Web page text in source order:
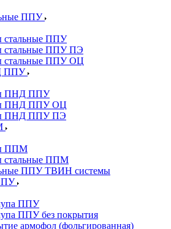
ППУ
стальные ППУ
стальные ППУ ПЭ
стальные ППУ ОЦ
ППУ
ПНД ППУ
ПНД ППУ ОЦ
ПНД ППУ ПЭ
ППМ
стальные ППМ
ППУ ТВИН системы
ППУ
ППУ без покрытия
армофол (фольгированная)